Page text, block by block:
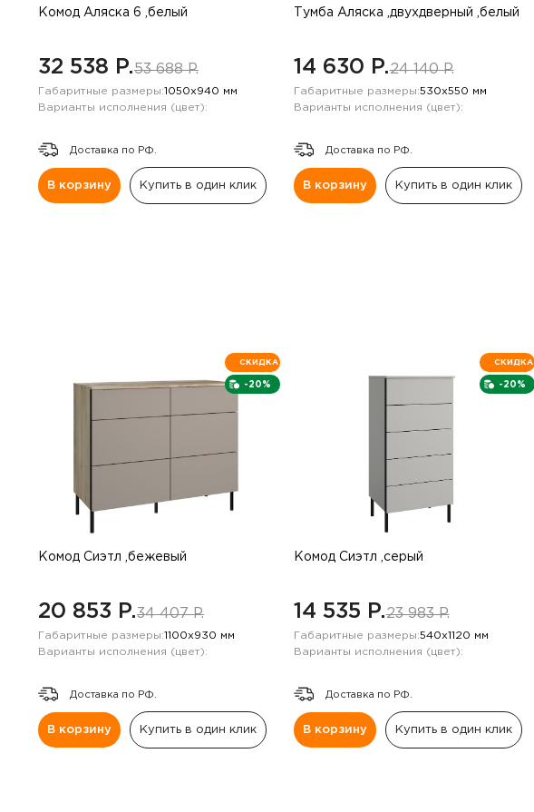
Комод Аляска 6 ,белый
32 538 P.53 688 P.
Габаритные размеры:1050х940 мм
Варианты исполнения (цвет):
Доставка по РФ.
В корзину Купить в один клик
Тумба Аляска ,двухдверный ,белый
14 630 P.24 140 P.
Габаритные размеры:530х550 мм
Варианты исполнения (цвет):
Доставка по РФ.
В корзину Купить в один клик
-20%
СКИДКА
Комод Сиэтл ,бежевый
20 853 P.34 407 P.
Габаритные размеры:1100х930 мм
Варианты исполнения (цвет):
Доставка по РФ.
В корзину Купить в один клик
-20%
СКИДКА
Комод Сиэтл ,серый
14 535 P.23 983 P.
Габаритные размеры:540х1120 мм
Варианты исполнения (цвет):
Доставка по РФ.
В корзину Купить в один клик